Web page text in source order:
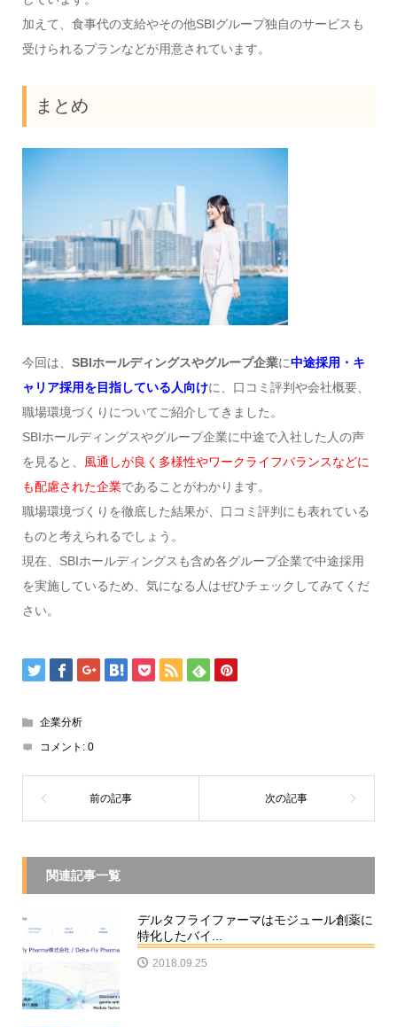
加えて、食事代の支給やその他SBIグループ独自のサービスも
受けられるプランなどが用意されています。
まとめ
今回は、 SBIホールディングスやグループ企業に中途採用・キ
ャリア採用を目指している人向けに、口コミ評判や会社概要、
職場環境づくりについてご紹介してきました。
SBIホールディングスやグループ企業に中途で入社した人の声
を見ると、 風通しが良く多様性やワークライフバランスなどに
も配慮された企業であることがわかります。
職場環境づくりを徹底した結果が、口コミ評判にも表れている
ものと考えられるでしょう。
現在、SBIホールディングスも含め各グループ企業で中途採用
を実施しているため、気になる人はぜひチェックしてみてくだ
さい。
企業分析
コメント: 0
関連記事一覧
デルタフライファーマはモジュール創薬に
特化したバイ...
2018.09.25